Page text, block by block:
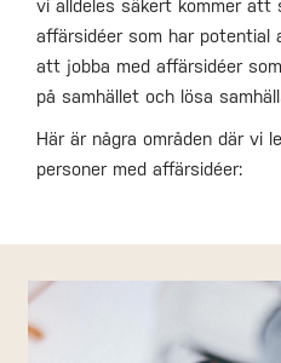
vi alldeles säkert kommer att
affärsidéer som har potential
att jobba med affärsidéer
på samhället och lösa
Här är några områden där vi
personer med affärsidéer: